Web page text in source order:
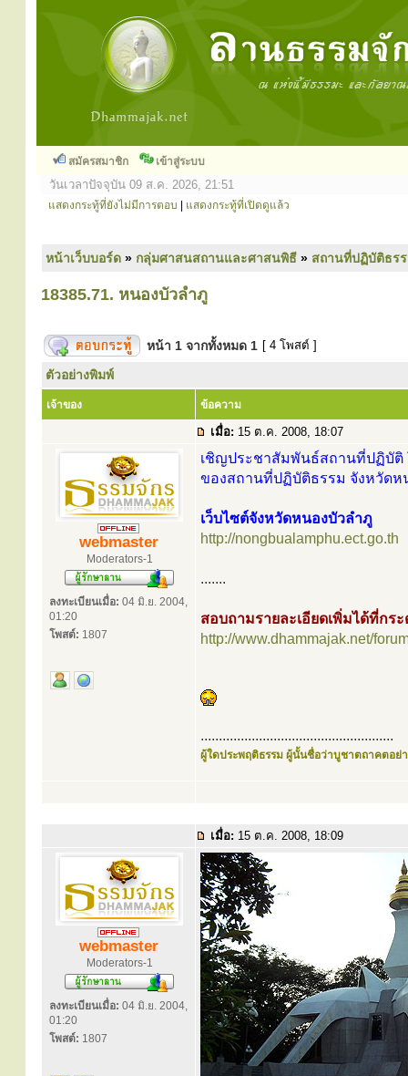
สมัครสมาชิก เข้าสู่ระบบ
วันเวลาปัจจุบัน 09 ส.ค. 2026, 21:51
แสดงกระทู้ที่ยังไม่มีการตอบ แสดงกระทู้ที่เปิดดูแล้ว
หน้าเว็บบอร์ด » กลุ่มศาสนสถานและศาสนพิธี » สถานที่ปฏิบัติธร
18385.71. หนองบัวลำภู
หน้า 1 จากทั้งหมด 1 [ 4 โพสต์ ]
ตัวอย่างพิมพ์
เจ้าของ ข้อความ
เมื่อ: 15 ต.ค. 2008, 18:07
webmaster
Moderators-1
ลงทะเบียนเมื่อ: 04 มิ.ย. 2004,
01:20
โพสต์: 1807
เชิญประชาสัมพันธ์สถานที่ปฏิบัติ
ของสถานที่ปฏิบัติธรรม จังหวัดห
เว็บไซต์จังหวัดหนองบัวลำภู
http://nongbualamphu.ect.go.th
.......
สอบถามรายละเอียดเพิ่มได้ที่กร
http://www.dhammajak.net/
.....................................................
ผู้ใดประพฤติธรรม ผู้นั้นชื่อว่าบูชาตถาคตอย่า
เมื่อ: 15 ต.ค. 2008, 18:09
webmaster
Moderators-1
ลงทะเบียนเมื่อ: 04 มิ.ย. 2004,
01:20
โพสต์: 1807